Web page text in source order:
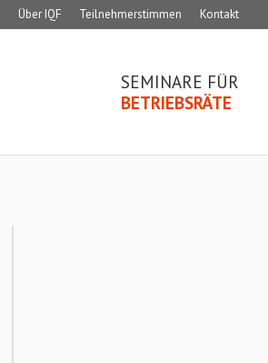
Über IQF Teilnehmerstimmen Kontakt
SEMINARE FÜR
BETRIEBSRÄTE